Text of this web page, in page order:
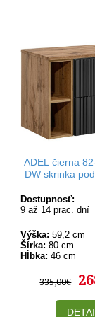
ADEL čierna
DW skrinka pod
Dostupnosť:
9 až 14 prac. dní
Výška: 59,2 cm
Šírka: 80 cm
Hĺbka: 46 cm
335,00€